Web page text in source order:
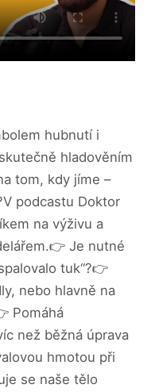
hubnutí i
hladověním
tom, kdy jíme –
podcastu Doktor
na výživu a
Je nutné
tuk“?👉
nebo hlavně na
Pomáhá
než běžná úprava
hmotou při
se naše tělo